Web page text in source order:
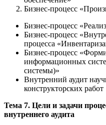
Бизнес-процесс
Бизнес-процесс
Бизнес-процесс
процесса
Бизнес-процесс
информационных
системы)»
Внутренний аудит
конструкторских работ
Тема 7. Цели и задачи
внутреннего аудита